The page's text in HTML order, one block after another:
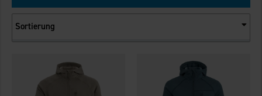
Sortierung